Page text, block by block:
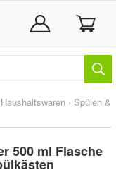
› Spülen &
500 ml Flasche